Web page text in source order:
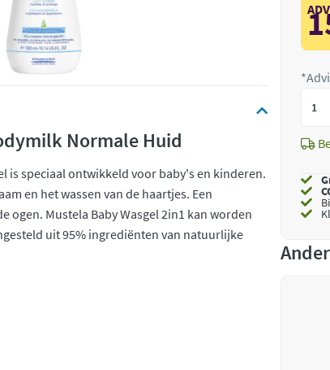
Normale Huid
is speciaal ontwikkeld voor baby's en kinderen.
en het wassen van de haartjes. Een
Mustela Baby Wasgel 2in1 kan worden
uit 95% ingrediënten van natuurlijke